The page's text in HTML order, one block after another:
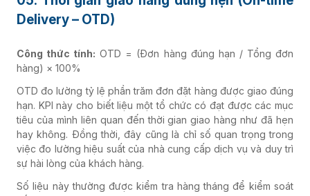
Delivery – OTD)
Công thức tính: OTD = (Đơn hàng đúng hạn / Tổng đơn
hàng) × 100%
OTD đo lường tỷ lệ phần trăm đơn đặt hàng được giao đúng
hạn. KPI này cho biết liệu một tổ chức có đạt được các mục
tiêu của mình liên quan đến thời gian giao hàng như đã hẹn
hay không. Đồng thời, đây cũng là chỉ số quan trọng trong
việc đo lường hiệu suất của nhà cung cấp dịch vụ và duy trì
sự hài lòng của khách hàng.
Số liệu này thường được kiểm tra hàng tháng để kiểm soát